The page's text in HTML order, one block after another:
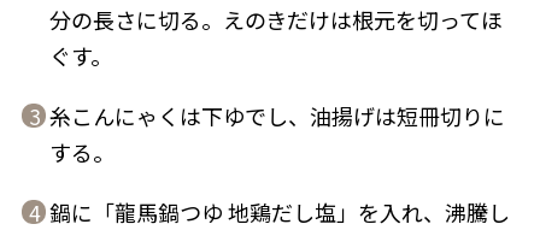
だし粉
分の長さに切る。えのきだけは根元を切ってほ
ぐす。
3 糸こんにゃくは下ゆでし、油揚げは短冊切りに
する。
4 鍋に「龍馬鍋つゆ 地鶏だし塩」を入れ、沸騰し